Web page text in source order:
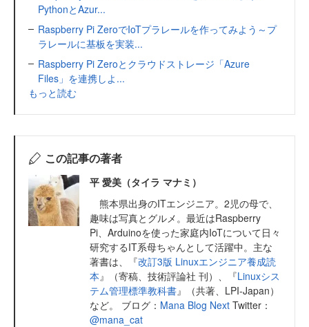
PythonとAzur...
Raspberry Pi ZeroでIoTプラレールを作ってみよう～プ
ラレールに基板を実装...
Raspberry Pi Zeroとクラウドストレージ「Azure
Files」を連携しよ...
もっと読む
この記事の著者
平 愛美（タイラ マナミ）
熊本県出身のITエンジニア。2児の母で、
趣味は写真とグルメ。最近はRaspberry
Pi、Arduinoを使った家庭内IoTについて日々
研究するIT系母ちゃんとして活躍中。主な
著書は、『改訂3版 Linuxエンジニア養成読
本 』（寄稿、技術評論社 刊）、『Linuxシス
テム管理標準教科書』（共著、LPI-Japan）
など。 ブログ： Mana Blog Next Twitter：
@mana_cat